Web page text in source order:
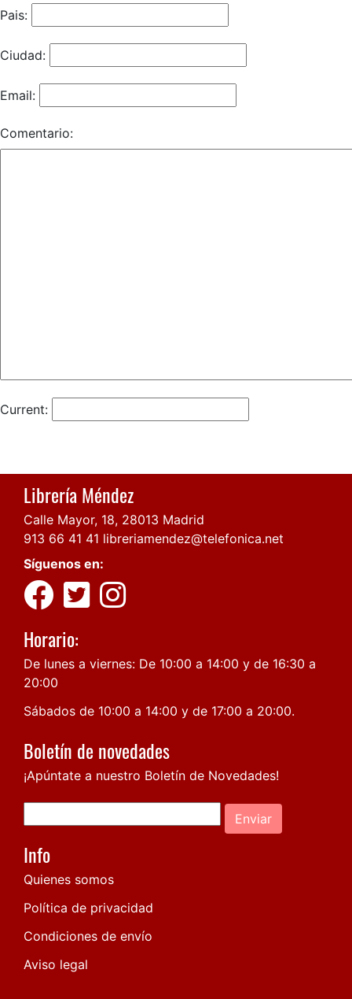
Pais:
Ciudad:
Email:
Comentario:
Current:
Librería Méndez
Calle Mayor, 18, 28013 Madrid
913 66 41 41 libreriamendez@telefonica.net
Síguenos en:
Horario:
De lunes a viernes: De 10:00 a 14:00 y de 16:30 a
20:00
Sábados de 10:00 a 14:00 y de 17:00 a 20:00.
Boletín de novedades
¡Apúntate a nuestro Boletín de Novedades!
Enviar
Info
Quienes somos
Política de privacidad
Condiciones de envío
Aviso legal